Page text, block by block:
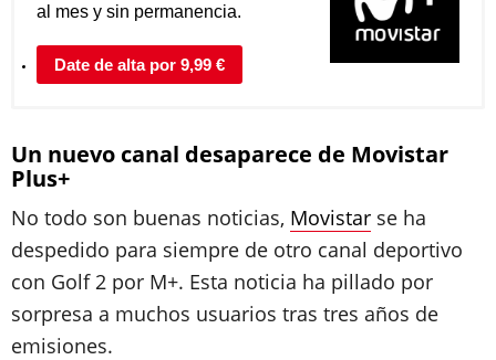
Date de alta por 9,99 €
al mes y sin permanencia.
Un nuevo canal desaparece de Movistar
Plus+
No todo son buenas noticias, Movistar se ha
despedido para siempre de otro canal deportivo
con Golf 2 por M+. Esta noticia ha pillado por
sorpresa a muchos usuarios tras tres años de
emisiones.